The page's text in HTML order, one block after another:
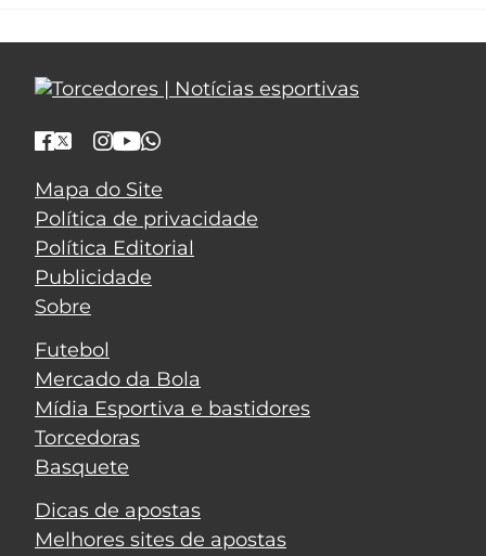
Mapa do Site
Política de privacidade
Política Editorial
Publicidade
Sobre
Futebol
Mercado da Bola
Mídia Esportiva e bastidores
Torcedoras
Basquete
Dicas de apostas
Melhores sites de apostas